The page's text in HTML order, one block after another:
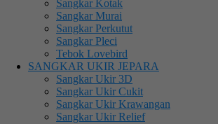
Sangkar Kotak
Sangkar Murai
Sangkar Perkutut
Sangkar Pleci
Tebok Lovebird
SANGKAR UKIR JEPARA
Sangkar Ukir 3D
Sangkar Ukir Cukit
Sangkar Ukir Krawangan
Sangkar Ukir Relief